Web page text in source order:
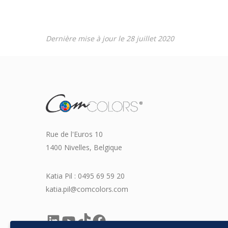
Dernière mise à jour le 28 juillet 2020
Rue de l'Euros 10
1400 Nivelles, Belgique
Katia Pil : 0495 69 59 20
katia.pil@comcolors.com
LinkedIn TikTok